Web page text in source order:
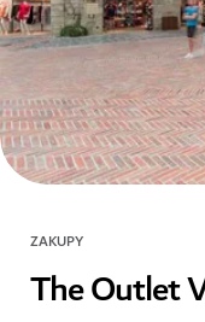
ZAKUPY
The Outlet